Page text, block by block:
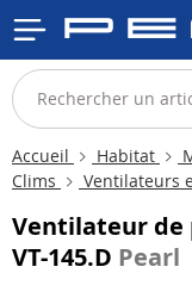
Accueil Habitat
Clims
Ventilateurs
Ventilateur de
VT-145.D Pearl